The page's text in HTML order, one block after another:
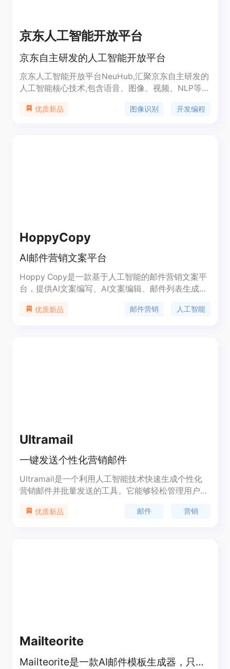
京东人工智能开放平台
京东自主研发的人工智能开放平台
京东人工智能开放平台NeuHub,汇聚京东自主研发的
人工智能核心技术,包含语音、图像、视频、NLP等技
供数据标注、模型开发、训练和发布等全流程服务,
优质新品 图像识别 开发编程
HoppyCopy
AI邮件营销文案平台
Hoppy Copy是一款基于人工智能的邮件营销文案平
台，提供AI文案编写、AI文案编辑、邮件列表生成、
等功能。它帮助用户快速编写高质量的邮件营销文
优质新品 邮件营销 人工智能
Ultramail
一键发送个性化营销邮件
Ultramail是一个利用人工智能技术快速生成个性化
营销邮件并批量发送的工具。它能够轻松管理用户、
高效。优质新品 邮件 营销
Mailteorite
Mailteorite是一款AI邮件模板生成器，只需简单的提示就能生成美观、定制的邮件模板。